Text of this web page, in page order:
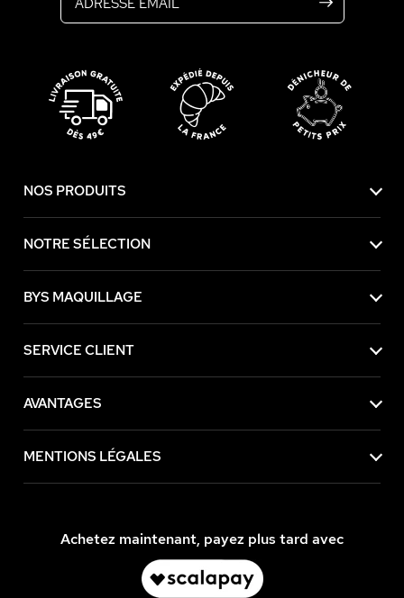
NOS PRODUITS
NOTRE SÉLECTION
BYS MAQUILLAGE
SERVICE CLIENT
AVANTAGES
MENTIONS LÉGALES
Achetez maintenant, payez plus tard avec